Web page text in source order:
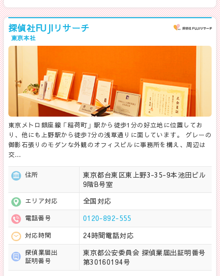
探偵社FUJIリサーチ
東京本社
東京メトロ銀座線「稲荷町」駅から徒歩1分の好立地に位置してお
り、他にも上野駅から徒歩7分の浅草通りに面しています。 グレーの
御影石張りのモダンな外観のオフィスビルに事務所を構え、周辺は
交…
住所
東京都台東区東上野3-35-9本池田ビル
9階B号室
エリア対応 全国対応
電話番号 0120-892-555
対応時間 24時間電話対応
探偵業届出
証明番号
東京都公安委員会 探偵業届出証明番号
第30160194号